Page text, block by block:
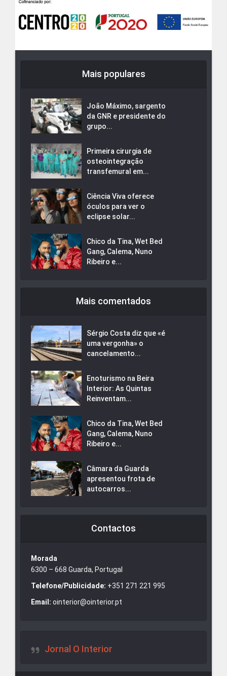
Mais populares
João Máximo, sargento
da GNR e presidente do
grupo...
Primeira cirurgia de
osteointegração
transfemural em...
Ciência Viva oferece
óculos para ver o
eclipse solar...
Chico da Tina, Wet Bed
Gang, Calema, Nuno
Ribeiro e...
Mais comentados
Sérgio Costa diz que «é
uma vergonha» o
cancelamento...
Enoturismo na Beira
Interior: As Quintas
Reinventam...
Chico da Tina, Wet Bed
Gang, Calema, Nuno
Ribeiro e...
Câmara da Guarda
apresentou frota de
autocarros...
Contactos
Morada
6300 – 668 Guarda, Portugal
Telefone/Publicidade: +351 271 221 995
Email: ointerior@ointerior.pt
Jornal O Interior